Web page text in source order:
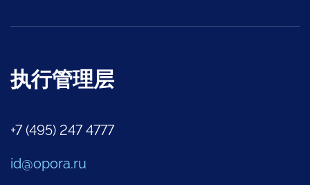
执行管理层
+7 (495) 247 4777
id@opora.ru